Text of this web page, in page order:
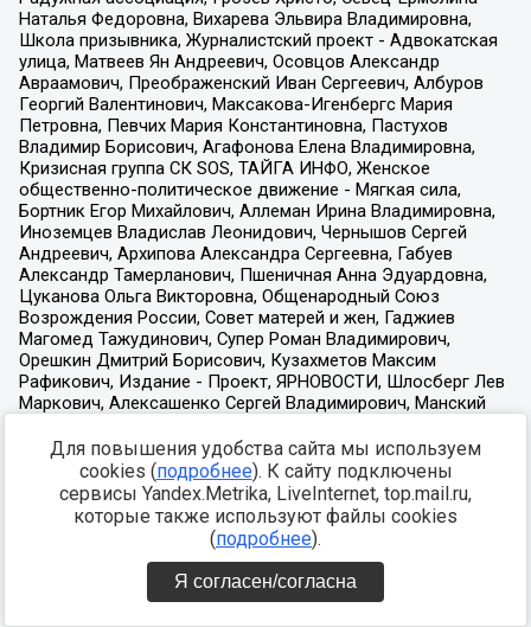
Для повышения удобства сайта мы используем
cookies (подробнее). К сайту подключены
сервисы Yandex.Metrika, LiveInternet, top.mail.ru,
которые также используют файлы cookies
(подробнее).
Я согласен/согласна